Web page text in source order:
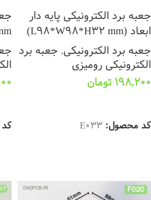
جعبه برد الکترونیکی پایه دار
ابعاد (L98*W98*H32 mm)
جعبه برد الکترونیکی, جعبه برد
الکترونیکی رومیزی
198,200 تومان
کد محصول: E033